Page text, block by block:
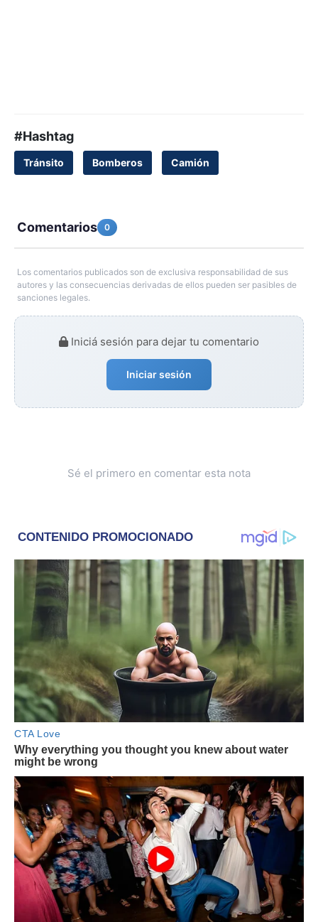
#Hashtag
Tránsito Bomberos Camión
Comentarios 0
Los comentarios publicados son de exclusiva responsabilidad de sus
autores y las consecuencias derivadas de ellos pueden ser pasibles de
sanciones legales.
Iniciá sesión para dejar tu comentario
Iniciar sesión
Sé el primero en comentar esta nota